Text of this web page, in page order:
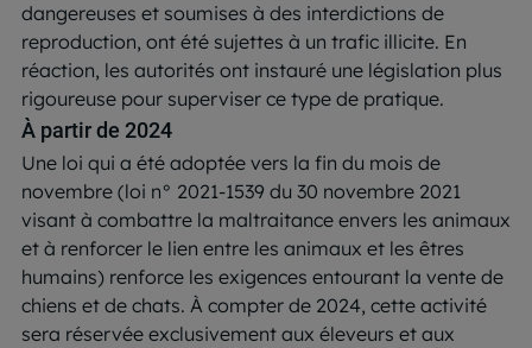
dangereuses et soumises à des interdictions de
reproduction, ont été sujettes à un trafic illicite. En
réaction, les autorités ont instauré une législation plus
rigoureuse pour superviser ce type de pratique.
À partir de 2024
Une loi qui a été adoptée vers la fin du mois de
novembre (loi n° 2021-1539 du 30 novembre 2021
visant à combattre la maltraitance envers les animaux
et à renforcer le lien entre les animaux et les êtres
humains) renforce les exigences entourant la vente de
chiens et de chats. À compter de 2024, cette activité
sera réservée exclusivement aux éleveurs et aux